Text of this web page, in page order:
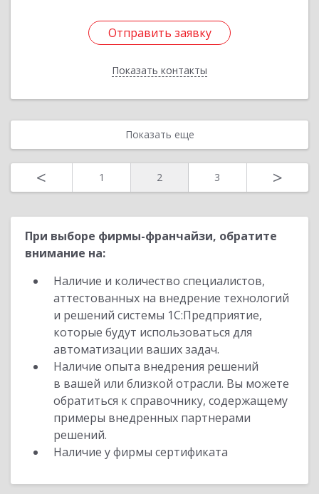
Отправить заявку
Показать контакты
Отправить заявку
Назад
Показать еще
< 1 2 3 >
При выборе фирмы-франчайзи, обратите
внимание на:
Наличие и количество специалистов,
аттестованных на внедрение технологий
и решений системы 1С:Предприятие,
которые будут использоваться для
автоматизации ваших задач.
Наличие опыта внедрения решений
в вашей или близкой отрасли. Вы можете
обратиться к справочнику, содержащему
примеры внедренных партнерами
решений.
Наличие у фирмы сертификата